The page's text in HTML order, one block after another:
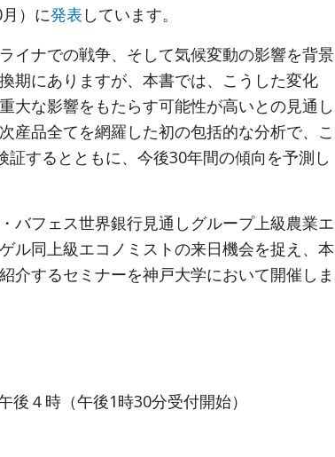
）に発表 しています。
イナでの戦争、そして気候変動の影響を背景
期にありますが、本書では、こうした変化
大な影響をもたらす可能性が高いとの見通し
産品全てを網羅した初の包括的な分析で、こ
するとともに、今後30年間の傾向を予測し
バフェス世界銀行見通しグループ上級農業エ
ル同上級エコノミストの来日機会を捉え、本
介するセミナーを神戸大学において開催しま
４時（午後1時30分受付開始）